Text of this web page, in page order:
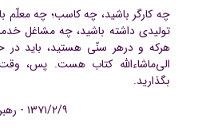
دیدنی
خواندنی
چه کارگر باشید، چه کاسب؛ چه معلّم
تولیدی داشته باشید، چه مشاغل
هرکه و درهر سنّی هستید، باید در
الی‌ماشاءالله کتاب هست. پس،
بگذارید.
۱۳۷۱/۲/۹ - رهبرانقلاب